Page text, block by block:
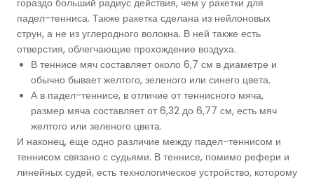
гораздо больший радиус действия, чем у ракетки для
падел-тенниса. Также ракетка сделана из нейлоновых
струн, а не из углеродного волокна. В ней также есть
отверстия, облегчающие прохождение воздуха.
В теннисе мяч составляет около 6,7 см в диаметре и
обычно бывает желтого, зеленого или синего цвета.
А в падел-теннисе, в отличие от теннисного мяча,
размер мяча составляет от 6,32 до 6,77 см, есть мяч
желтого или зеленого цвета.
И наконец, еще одно различие между падел-теннисом и
теннисом связано с судьями. В теннисе, помимо рефери и
линейных судей, есть технологическое устройство, которому